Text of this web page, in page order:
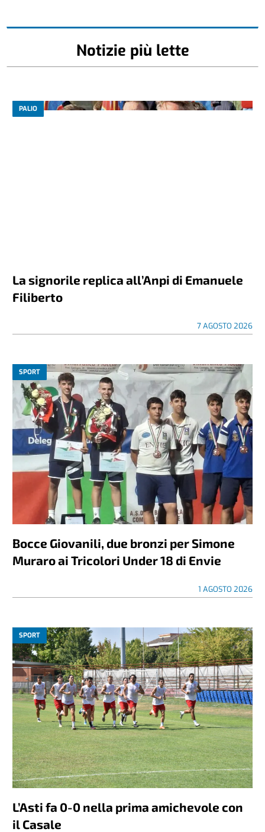
Notizie più lette
PALIO
La signorile replica all’Anpi di Emanuele
Filiberto
7 AGOSTO 2026
SPORT
Bocce Giovanili, due bronzi per Simone
Muraro ai Tricolori Under 18 di Envie
1 AGOSTO 2026
SPORT
L’Asti fa 0-0 nella prima amichevole con
il Casale